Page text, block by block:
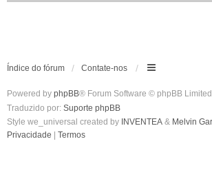
Índice do fórum Contate-nos
Powered by phpBB® Forum Software © phpBB Limited
Traduzido por: Suporte phpBB
Style we_universal created by INVENTEA & Melvin
Privacidade
Termos